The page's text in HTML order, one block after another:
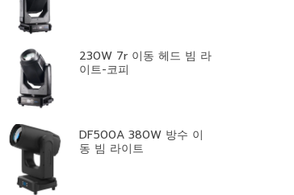
230W 7r 이동 헤드 빔 라
이트-코피
DF500A 380W 방수 이
동 빔 라이트